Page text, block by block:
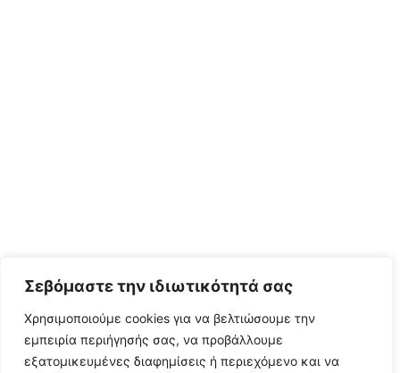
Σεβόμαστε την ιδιωτικότητά σας
Χρησιμοποιούμε cookies για να βελτιώσουμε την
εμπειρία περιήγησής σας, να προβάλλουμε
εξατομικευμένες διαφημίσεις ή περιεχόμενο και να